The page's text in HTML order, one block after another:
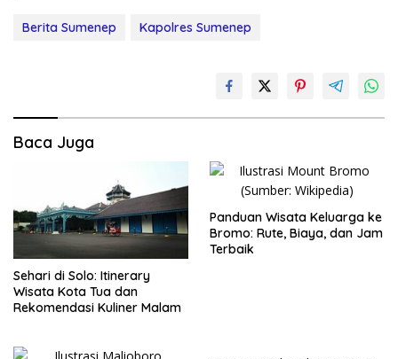
Berita Sumenep Kapolres Sumenep
Baca Juga
Sehari di Solo: Itinerary
Wisata Kota Tua dan
Rekomendasi Kuliner Malam
Panduan Wisata Keluarga ke
Bromo: Rute, Biaya, dan Jam
Terbaik